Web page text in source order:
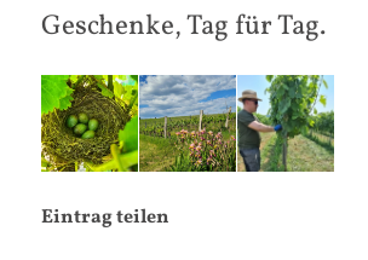
Geschenke, Tag für Tag.
Eintrag teilen